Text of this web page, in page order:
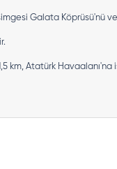
Galata Köprüsü'nü ve
km, Atatürk Havaalanı'na